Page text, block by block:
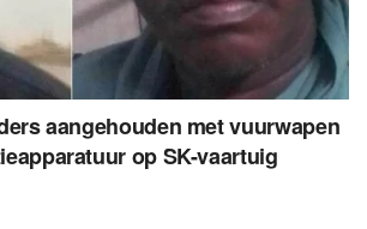
aangehouden met vuurwapen
op SK-vaartuig